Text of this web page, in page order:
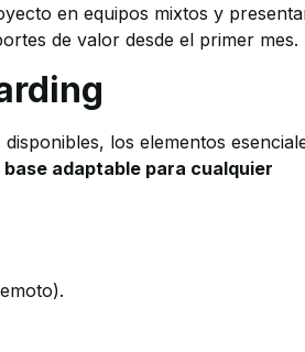
en equipos mixtos y
de valor desde el primer mes.
los elementos
base adaptable para cualquier